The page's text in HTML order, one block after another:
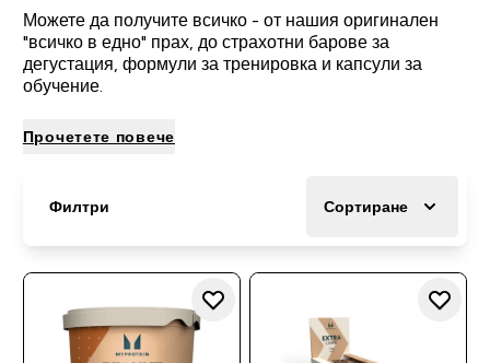
Можете да получите всичко - от нашия оригинален
"всичко в едно" прах, до страхотни барове за
дегустация, формули за тренировка и капсули за
обучение.
Прочетете повече
Филтри Сортиране